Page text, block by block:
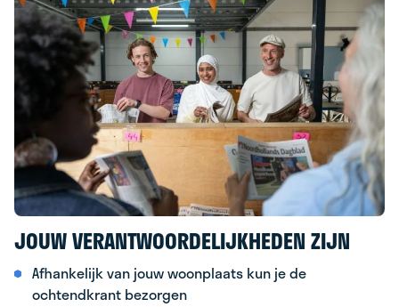
JOUW VERANTWOORDELIJKHEDEN ZIJN
Afhankelijk van jouw woonplaats kun je de
ochtendkrant bezorgen